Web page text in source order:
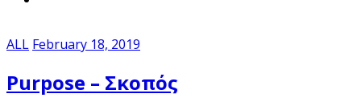
ALL February 18, 2019
Purpose – Σκοπός